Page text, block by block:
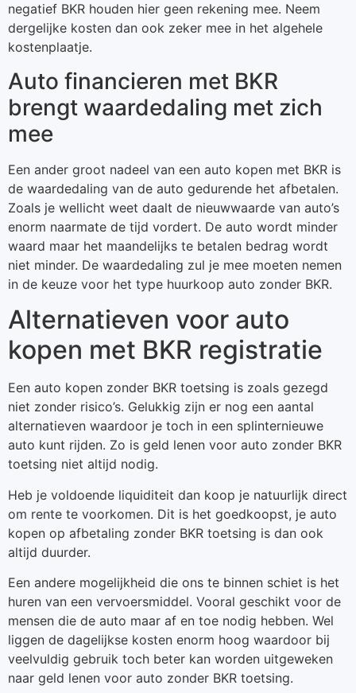
negatief BKR houden hier geen rekening mee. Neem
dergelijke kosten dan ook zeker mee in het algehele
kostenplaatje.
Auto financieren met BKR
brengt waardedaling met zich
mee
Een ander groot nadeel van een auto kopen met BKR is
de waardedaling van de auto gedurende het afbetalen.
Zoals je wellicht weet daalt de nieuwwaarde van auto’s
enorm naarmate de tijd vordert. De auto wordt minder
waard maar het maandelijks te betalen bedrag wordt
niet minder. De waardedaling zul je mee moeten nemen
in de keuze voor het type huurkoop auto zonder BKR.
Alternatieven voor auto
kopen met BKR registratie
Een auto kopen zonder BKR toetsing is zoals gezegd
niet zonder risico’s. Gelukkig zijn er nog een aantal
alternatieven waardoor je toch in een splinternieuwe
auto kunt rijden. Zo is geld lenen voor auto zonder BKR
toetsing niet altijd nodig.
Heb je voldoende liquiditeit dan koop je natuurlijk direct
om rente te voorkomen. Dit is het goedkoopst, je auto
kopen op afbetaling zonder BKR toetsing is dan ook
altijd duurder.
Een andere mogelijkheid die ons te binnen schiet is het
huren van een vervoersmiddel. Vooral geschikt voor de
mensen die de auto maar af en toe nodig hebben. Wel
liggen de dagelijkse kosten enorm hoog waardoor bij
veelvuldig gebruik toch beter kan worden uitgeweken
naar geld lenen voor auto zonder BKR toetsing.